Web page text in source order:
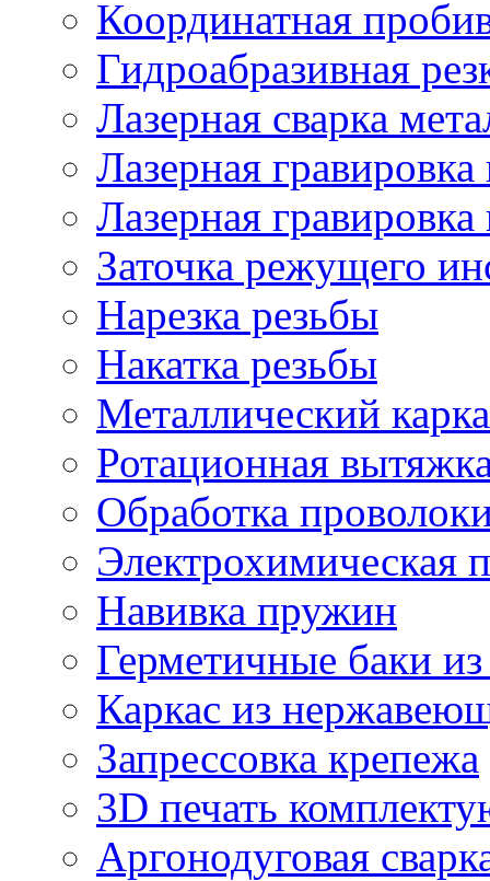
Координатная
Гидроабразивная
Лазерная сварка
Лазерная гравировка
Лазерная
Заточка режущего
Нарезка резьбы
Накатка резьбы
Металлический
Ротационная
Обработка
Электрохимическая
Навивка пружин
Герметичные баки
Каркас из
Запрессовка крепежа
3D печать
Аргонодуговая